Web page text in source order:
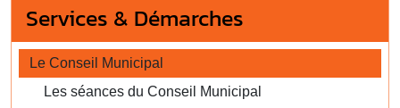
Services & Démarches
Le Conseil Municipal
Les séances du Conseil Municipal